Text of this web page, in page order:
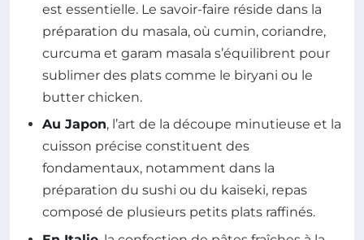
est essentielle. Le savoir-faire réside dans la
préparation du masala, où cumin, coriandre,
curcuma et garam masala s’équilibrent pour
sublimer des plats comme le biryani ou le
butter chicken.
Au Japon, l’art de la découpe minutieuse et la
cuisson précise constituent des
fondamentaux, notamment dans la
préparation du sushi ou du kaiseki, repas
composé de plusieurs petits plats raffinés.